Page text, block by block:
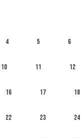
4 5 6
10 11 12
16 17 18
22 23 24